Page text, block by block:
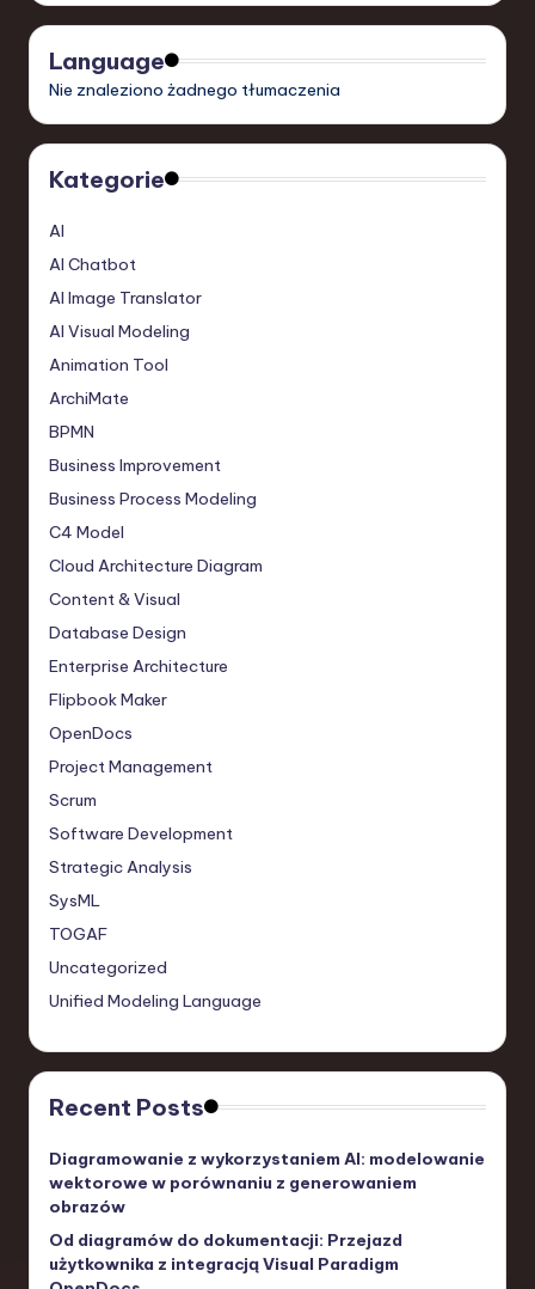
Language
Nie znaleziono żadnego tłumaczenia
Kategorie
AI
AI Chatbot
AI Image Translator
AI Visual Modeling
Animation Tool
ArchiMate
BPMN
Business Improvement
Business Process Modeling
C4 Model
Cloud Architecture Diagram
Content & Visual
Database Design
Enterprise Architecture
Flipbook Maker
OpenDocs
Project Management
Scrum
Software Development
Strategic Analysis
SysML
TOGAF
Uncategorized
Unified Modeling Language
Recent Posts
Diagramowanie z wykorzystaniem AI: modelowanie
wektorowe w porównaniu z generowaniem
obrazów
Od diagramów do dokumentacji: Przejazd
użytkownika z integracją Visual Paradigm